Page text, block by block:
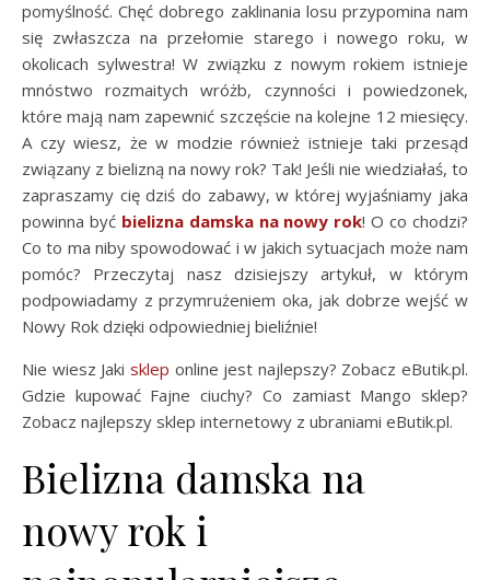
pomyślność. Chęć dobrego zaklinania losu przypomina nam
się zwłaszcza na przełomie starego i nowego roku, w
okolicach sylwestra! W związku z nowym rokiem istnieje
mnóstwo rozmaitych wróżb, czynności i powiedzonek,
które mają nam zapewnić szczęście na kolejne 12 miesięcy.
A czy wiesz, że w modzie również istnieje taki przesąd
związany z bielizną na nowy rok? Tak! Jeśli nie wiedziałaś, to
zapraszamy cię dziś do zabawy, w której wyjaśniamy jaka
powinna być bielizna damska na nowy rok! O co chodzi?
Co to ma niby spowodować i w jakich sytuacjach może nam
pomóc? Przeczytaj nasz dzisiejszy artykuł, w którym
podpowiadamy z przymrużeniem oka, jak dobrze wejść w
Nowy Rok dzięki odpowiedniej bieliźnie!
Nie wiesz Jaki sklep online jest najlepszy? Zobacz eButik.pl.
Gdzie kupować Fajne ciuchy? Co zamiast Mango sklep?
Zobacz najlepszy sklep internetowy z ubraniami eButik.pl.
Bielizna damska na
nowy rok i